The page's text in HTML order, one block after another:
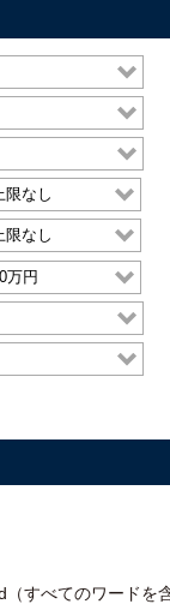
すべてのワードを